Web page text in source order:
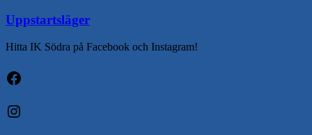
Uppstartsläger
Hitta IK Södra på Facebook och Instagram!
Facebook
Instagram